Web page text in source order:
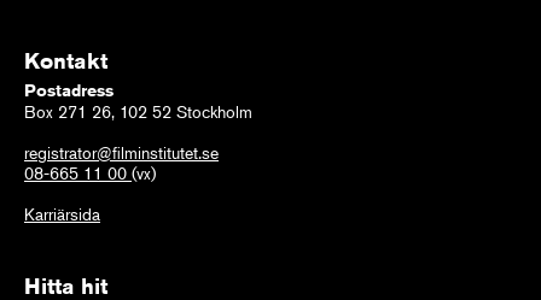
Kontakt
Postadress
Box 271 26, 102 52 Stockholm
registrator@filminstitutet.se
08-665 11 00 (vx)
Karriärsida
Hitta hit